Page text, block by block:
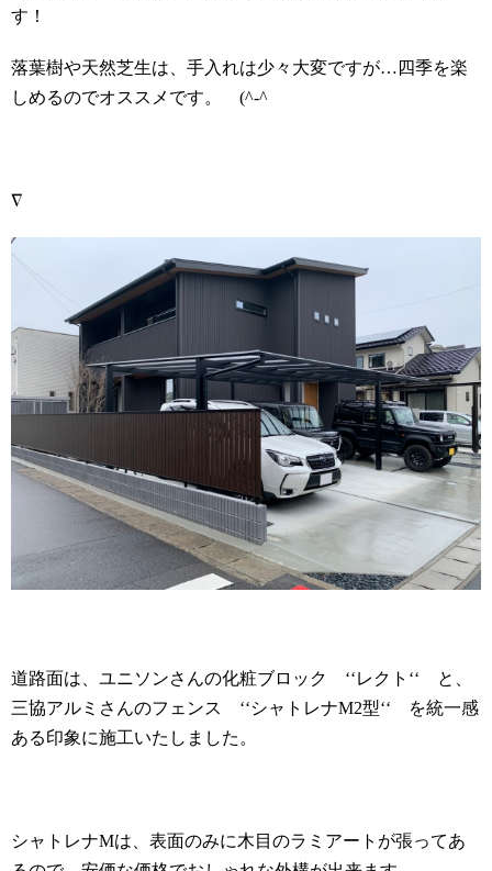
す！
落葉樹や天然芝生は、手入れは少々大変ですが…四季を楽
しめるのでオススメです。 (^-^
∇
道路面は、ユニソンさんの化粧ブロック ‘‘レクト‘‘ と、
三協アルミさんのフェンス ‘‘シャトレナM2型‘‘ を統一感
ある印象に施工いたしました。
シャトレナMは、表面のみに木目のラミアートが張ってあ